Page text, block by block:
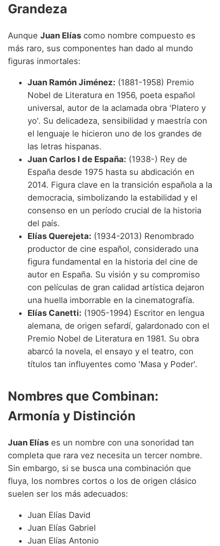
Grandeza
Aunque Juan Elías como nombre compuesto es
más raro, sus componentes han dado al mundo
figuras inmortales:
Juan Ramón Jiménez: (1881-1958) Premio
Nobel de Literatura en 1956, poeta español
universal, autor de la aclamada obra 'Platero y
yo'. Su delicadeza, sensibilidad y maestría con
el lenguaje le hicieron uno de los grandes de
las letras hispanas.
Juan Carlos I de España: (1938-) Rey de
España desde 1975 hasta su abdicación en
2014. Figura clave en la transición española a la
democracia, simbolizando la estabilidad y el
consenso en un período crucial de la historia
del país.
Elías Querejeta: (1934-2013) Renombrado
productor de cine español, considerado una
figura fundamental en la historia del cine de
autor en España. Su visión y su compromiso
con películas de gran calidad artística dejaron
una huella imborrable en la cinematografía.
Elías Canetti: (1905-1994) Escritor en lengua
alemana, de origen sefardí, galardonado con el
Premio Nobel de Literatura en 1981. Su obra
abarcó la novela, el ensayo y el teatro, con
títulos tan influyentes como 'Masa y Poder'.
Nombres que Combinan:
Armonía y Distinción
Juan Elías es un nombre con una sonoridad tan
completa que rara vez necesita un tercer nombre.
Sin embargo, si se busca una combinación que
fluya, los nombres cortos o los de origen clásico
suelen ser los más adecuados:
Juan Elías David
Juan Elías Gabriel
Juan Elías Antonio